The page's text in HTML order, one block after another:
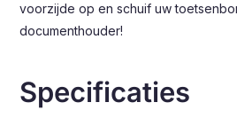
voorzijde op en schuif uw
documenthouder!
Specificaties